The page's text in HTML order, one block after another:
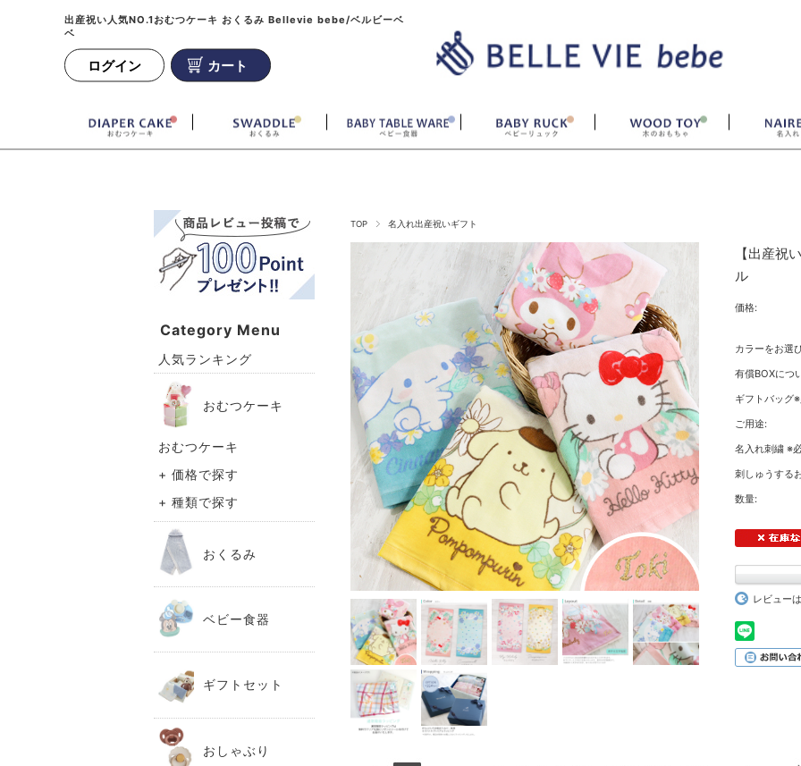
出産祝い人気NO.1おむつケーキ おくるみ Bellevie bebe/ベルビーベ
ベ
ログイン カート
TOP 名入れ出産祝いギフト
【出産祝
ル
価格:
カラーをお選
有償BOXにつ
ギフトバッグ
ご用途:
名入れ刺繍 ※
刺しゅうする
数量:
レビュー
Category Menu
人気ランキング
おむつケーキ
おむつケーキ
+ 価格で探す
+ 種類で探す
おくるみ
ベビー食器
ギフトセット
おしゃぶり